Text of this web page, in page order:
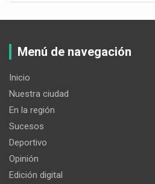
Menú de navegación
Inicio
Nuestra ciudad
En la región
Sucesos
Deportivo
Opinión
Edición digital